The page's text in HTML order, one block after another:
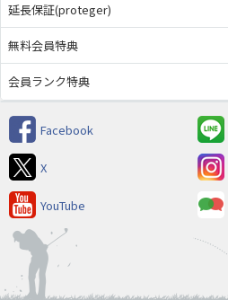
延長保証(proteger)
無料会員特典
会員ランク特典
Facebook
X
YouTube